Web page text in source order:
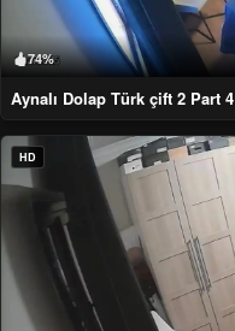
74%
Aynalı Dolap Türk çift 2 Part 4
HD